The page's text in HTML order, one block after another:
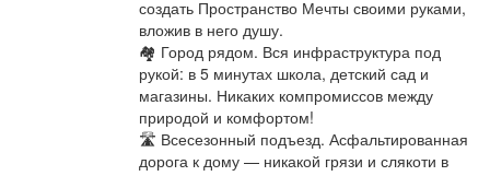
создать Пространство Мечты своими руками,
вложив в него душу.
🏘 Город рядом. Вся инфраструктура под
рукой: в 5 минутах школа, детский сад и
магазины. Никаких компромиссов между
природой и комфортом!
🛣 Всесезонный подъезд. Асфальтированная
дорога к дому — никакой грязи и слякоти в